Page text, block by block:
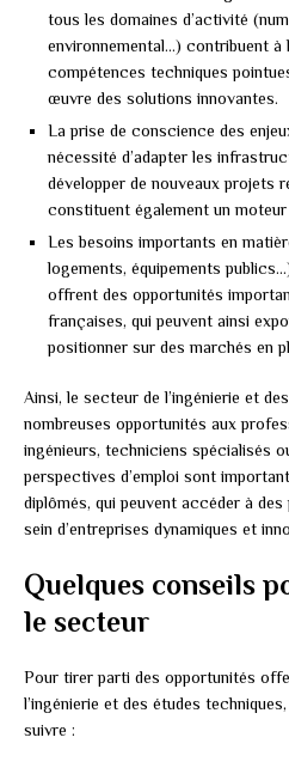
tous les domaines d’activité
environnemental…) contribuent à
compétences techniques
œuvre des solutions innovantes.
La prise de conscience des
nécessité d’adapter les
développer de nouveaux projets
constituent également un
Les besoins importants en
logements, équipements
offrent des opportunités
françaises, qui peuvent ainsi
positionner sur des marchés en
Ainsi, le secteur de l’ingénierie et
nombreuses opportunités aux
ingénieurs, techniciens spécialisés
perspectives d’emploi sont
diplômés, qui peuvent accéder à
sein d’entreprises dynamiques et
Quelques conseils
le secteur
Pour tirer parti des opportunités
l’ingénierie et des études
suivre :